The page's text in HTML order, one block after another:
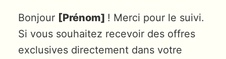
Bonjour [Prénom] ! Merci pour le suivi.
Si vous souhaitez recevoir des offres
exclusives directement dans votre